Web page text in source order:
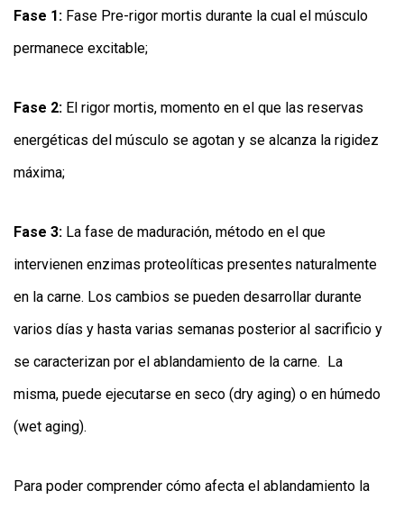
Fase 1: Fase Pre-rigor mortis durante la cual el músculo
permanece excitable;
Fase 2: El rigor mortis, momento en el que las reservas
energéticas del músculo se agotan y se alcanza la rigidez
máxima;
Fase 3: La fase de maduración, método en el que
intervienen enzimas proteolíticas presentes naturalmente
en la carne. Los cambios se pueden desarrollar durante
varios días y hasta varias semanas posterior al sacrificio y
se caracterizan por el ablandamiento de la carne. La
misma, puede ejecutarse en seco (dry aging) o en húmedo
(wet aging).
Para poder comprender cómo afecta el ablandamiento la